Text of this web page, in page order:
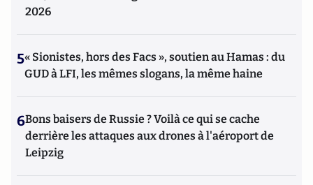
2026
5« Sionistes, hors des Facs », soutien au Hamas : du
GUD à LFI, les mêmes slogans, la même haine
6Bons baisers de Russie ? Voilà ce qui se cache
derrière les attaques aux drones à l'aéroport de
Leipzig